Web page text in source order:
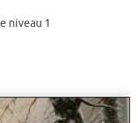
niveau 1